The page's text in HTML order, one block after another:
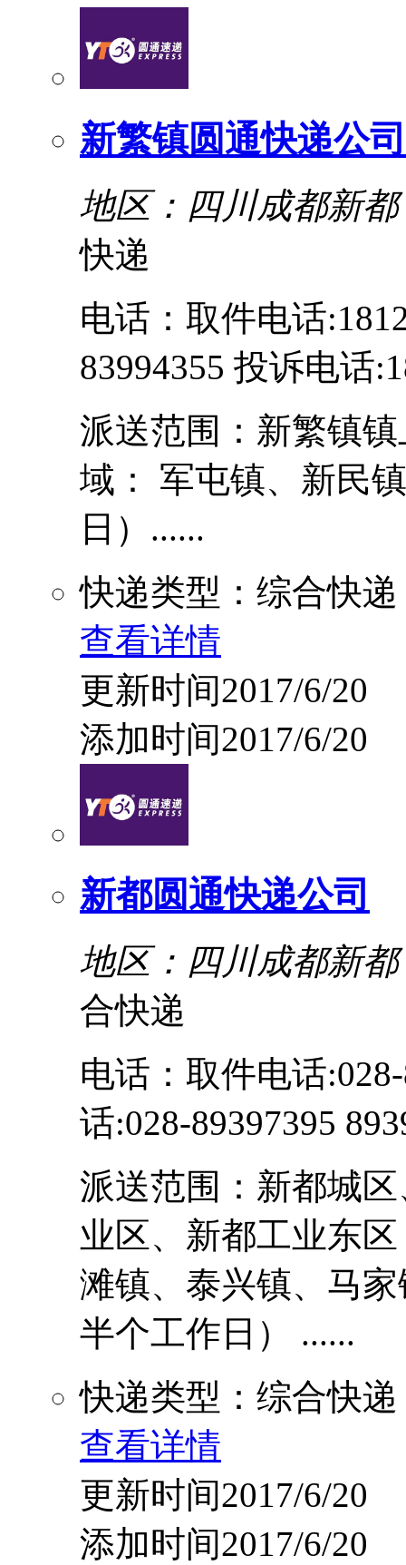
新繁镇圆通快递公司
地区：四川成都新都
快递
电话：取件电话
83994355 投诉电话
派送范围：新繁镇
域： 军屯镇、新民
日）......
快递类型：综合快递
查看详情
更新时间2017/6/20
添加时间2017/6/20
新都圆通快递公司
地区：四川成都新都
合快递
电话：取件电话
话:028-89397395
派送范围：新都城
业区、新都工业东
滩镇、泰兴镇、马
半个工作日） ......
快递类型：综合快递
查看详情
更新时间2017/6/20
添加时间2017/6/20